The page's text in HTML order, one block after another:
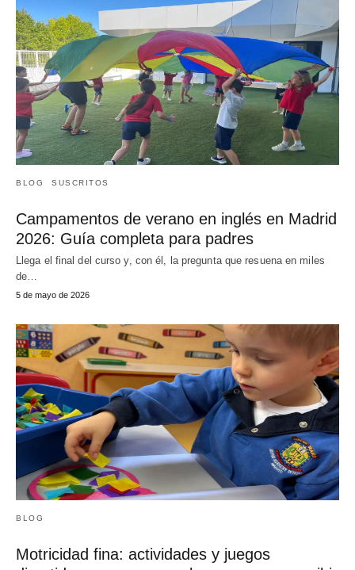
BLOG SUSCRITOS
Campamentos de verano en inglés en Madrid
2026: Guía completa para padres
Llega el final del curso y, con él, la pregunta que resuena en miles
de…
5 de mayo de 2026
BLOG
Motricidad fina: actividades y juegos